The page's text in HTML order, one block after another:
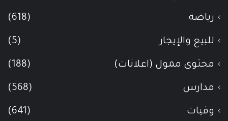
رياضة (618)
للبيع والإيجار (5)
محتوى ممول (اعلانات) (188)
مدارس (568)
وفيات (641)